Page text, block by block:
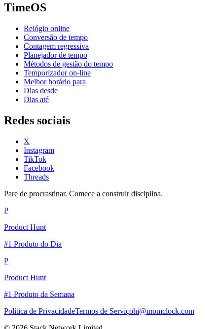
TimeOS
Relógio online
Conversão de tempo
Contagem regressiva
Planejador de tempo
Métodos de gestão do tempo
Temporizador on-line
Melhor horário para
Dias desde
Dias até
Redes sociais
X
Instagram
TikTok
Facebook
Threads
Pare de procrastinar. Comece a construir disciplina.
P
Product Hunt
#1 Produto do Dia
P
Product Hunt
#1 Produto da Semana
Política de PrivacidadeTermos de Serviçohi@momclock.com